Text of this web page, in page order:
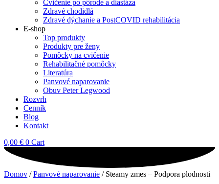
Cvičenie po pôrode a diastáza
Zdravé chodidlá
Zdravé dýchanie a PostCOVID rehabilitácia
E-shop
Top produkty
Produkty pre ženy
Pomôcky na cvičenie
Rehabilitačné pomôcky
Literatúra
Panvové naparovanie
Obuv Peter Legwood
Rozvrh
Cenník
Blog
Kontakt
0,00 € 0 Cart
Domov /Panvové naparovanie / Steamy zmes – Podpora plodnosti